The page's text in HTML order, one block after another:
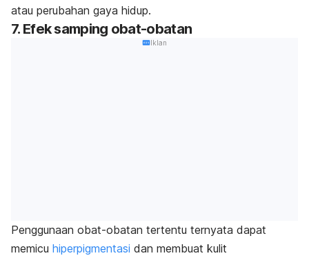
atau perubahan gaya hidup.
7. Efek samping obat-obatan
Iklan
Penggunaan obat-obatan tertentu ternyata dapat
memicu hiperpigmentasi dan membuat kulit